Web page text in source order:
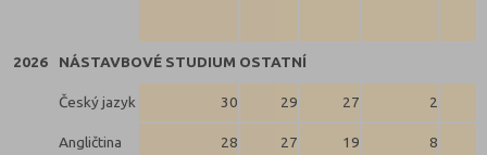
2026 NÁSTAVBOVÉ STUDIUM OSTATNÍ
Český jazyk 30 29 27 2
Angličtina 28 27 19 8